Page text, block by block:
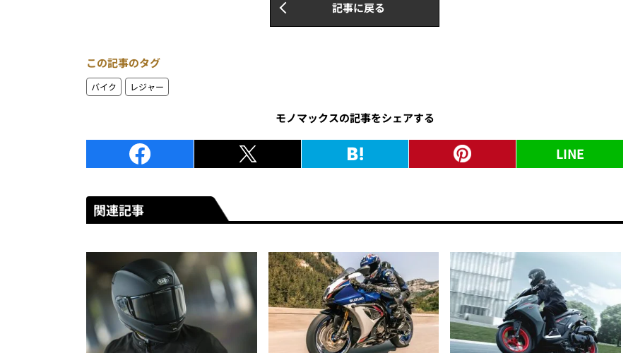
記事に戻る
この記事のタグ
バイク レジャー
モノマックスの記事をシェアする
LINE
関連記事